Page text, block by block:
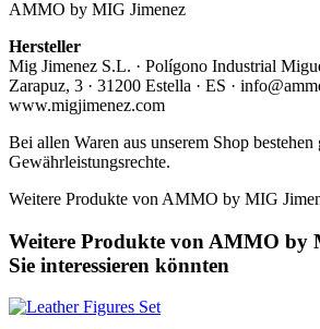
AMMO by MIG Jimenez
Hersteller
Mig Jimenez S.L. · Polígono Industrial
Zarapuz, 3 · 31200 Estella · ES ·
www.migjimenez.com
Bei allen Waren aus unserem Shop bestehen
Gewährleistungsrechte.
Weitere Produkte von AMMO by MIG
Weitere Produkte von AMMO by
Sie interessieren könnten